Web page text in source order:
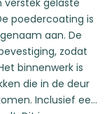
poedercoating is
aan. De
zodat
binnenwerk is
die in de deur
Inclusief een